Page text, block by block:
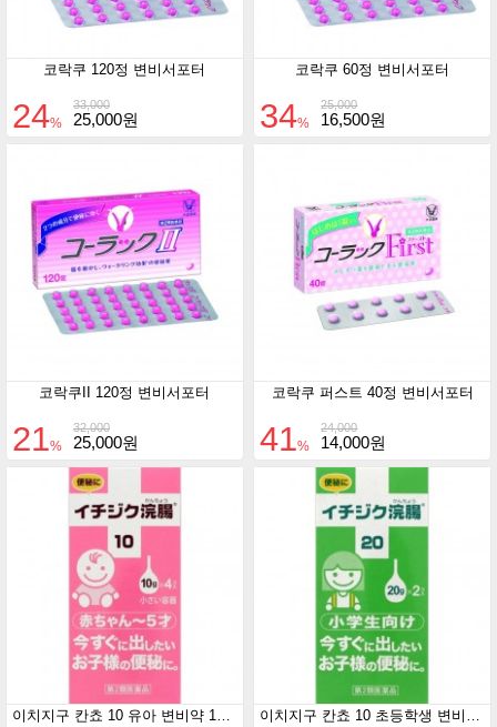
코락쿠 120정 변비서포터
33,000
24% 25,000원
코락쿠 60정 변비서포터
25,000
34% 16,500원
코락쿠II 120정 변비서포터
32,000
21% 25,000원
코락쿠 퍼스트 40정 변비서포터
24,000
41% 14,000원